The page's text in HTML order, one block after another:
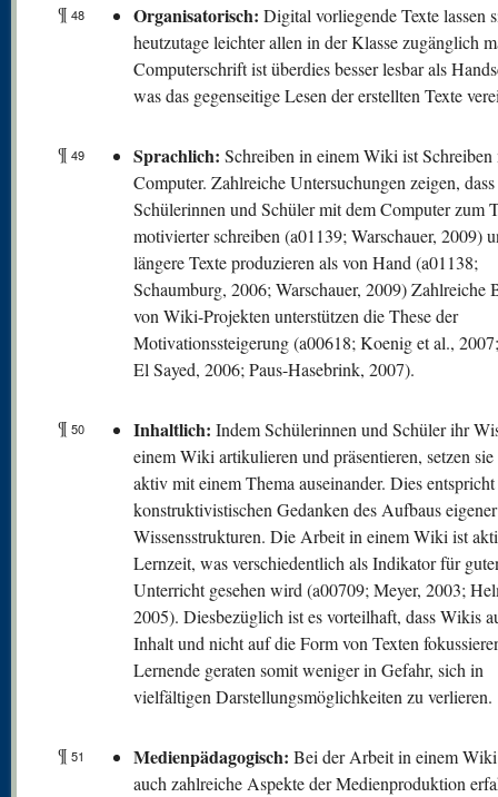
¶ 48 Organisatorisch: Digital vorliegende Texte lassen
heutzutage leichter allen in der Klasse zugänglich
Computerschrift ist überdies besser lesbar als
was das gegenseitige Lesen der erstellten Texte
¶ 49 Sprachlich: Schreiben in einem Wiki ist Schreiben
Computer. Zahlreiche Untersuchungen zeigen, dass
Schülerinnen und Schüler mit dem Computer zum
motivierter schreiben (a01139; Warschauer, 2009)
längere Texte produzieren als von Hand (a01138;
Schaumburg, 2006; Warschauer, 2009) Zahlreiche
von Wiki-Projekten unterstützen die These der
Motivationssteigerung (a00618; Koenig et al.,
El Sayed, 2006; Paus-Hasebrink, 2007).
¶ 50 Inhaltlich: Indem Schülerinnen und Schüler ihr
einem Wiki artikulieren und präsentieren, setzen sie
aktiv mit einem Thema auseinander. Dies
konstruktivistischen Gedanken des Aufbaus eigener
Wissensstrukturen. Die Arbeit in einem Wiki ist
Lernzeit, was verschiedentlich als Indikator für
Unterricht gesehen wird (a00709; Meyer, 2003;
2005). Diesbezüglich ist es vorteilhaft, dass Wikis
Inhalt und nicht auf die Form von Texten
Lernende geraten somit weniger in Gefahr, sich in
vielfältigen Darstellungsmöglichkeiten zu verlieren.
¶ 51 Medienpädagogisch: Bei der Arbeit in einem
auch zahlreiche Aspekte der Medienproduktion